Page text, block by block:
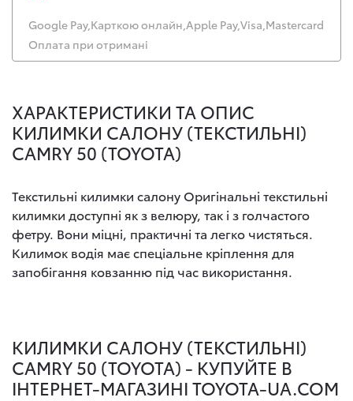
Google Pay,Карткою онлайн,Apple Pay,Visa,Mastercard
Оплата при отримані
ХАРАКТЕРИСТИКИ ТА ОПИС
КИЛИМКИ САЛОНУ (ТЕКСТИЛЬНІ)
CAMRY 50 (TOYOTA)
Текстильні килимки салону Оригінальні текстильні
килимки доступні як з велюру, так і з голчастого
фетру. Вони міцні, практичні та легко чистяться.
Килимок водія має спеціальне кріплення для
запобігання ковзанню під час використання.
КИЛИМКИ САЛОНУ (ТЕКСТИЛЬНІ)
CAMRY 50 (TOYOTA) - КУПУЙТЕ В
ІНТЕРНЕТ-МАГАЗИНІ TOYOTA-UA.COM